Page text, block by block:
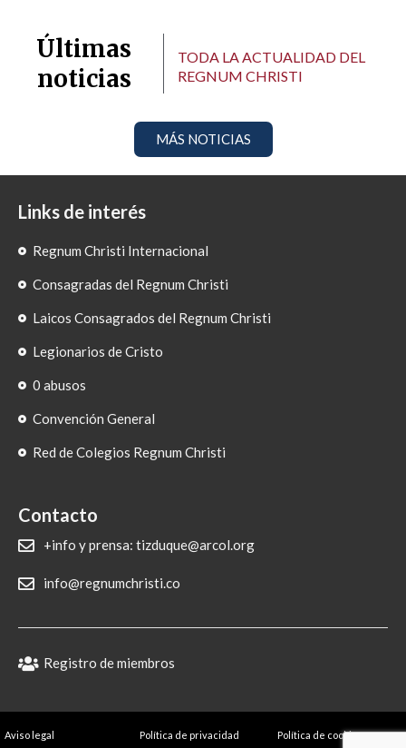
Últimas
noticias
TODA LA ACTUALIDAD DEL
REGNUM CHRISTI
MÁS NOTICIAS
Links de interés
Regnum Christi Internacional
Consagradas del Regnum Christi
Laicos Consagrados del Regnum Christi
Legionarios de Cristo
0 abusos
Convención General
Red de Colegios Regnum Christi
Contacto
+info y prensa: tizduque@arcol.org
info@regnumchristi.co
Registro de miembros
Aviso legal Política de privacidad Política de cookies